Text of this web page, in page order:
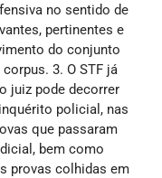
no sentido de
pertinentes e
do conjunto
3. O STF já
juiz pode decorrer
policial, nas
que passaram
bem como
provas colhidas em